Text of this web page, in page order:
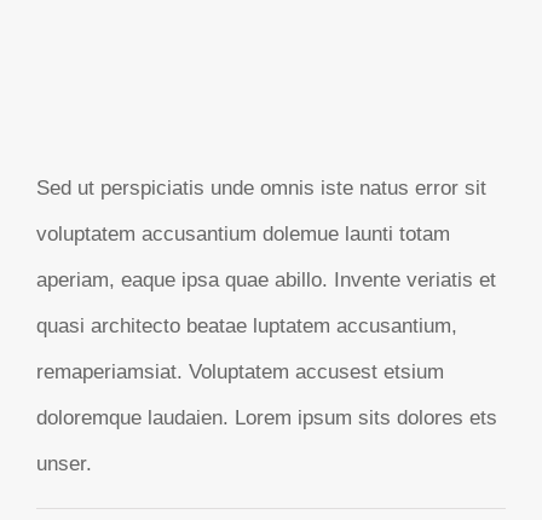
Sed ut perspiciatis unde omnis iste natus error sit
voluptatem accusantium dolemue launti totam
aperiam, eaque ipsa quae abillo. Invente veriatis et
quasi architecto beatae luptatem accusantium,
remaperiamsiat. Voluptatem accusest etsium
doloremque laudaien. Lorem ipsum sits dolores ets
unser.